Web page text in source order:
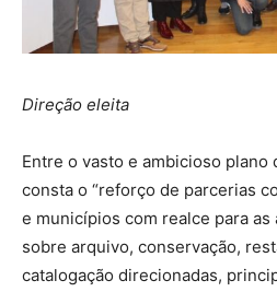
Direção eleita
Entre o vasto e ambicioso plano
consta o “reforço de parcerias
e municípios com realce para as
sobre arquivo, conservação,
catalogação direcionadas,